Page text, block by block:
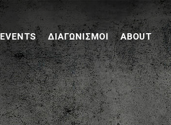
EVENTS ΔΙΑΓΩΝΙΣΜΟΊ ABOUT